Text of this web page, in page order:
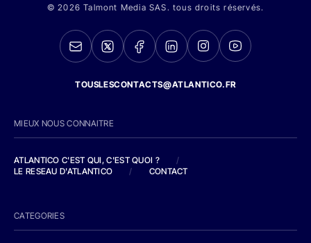
© 2026 Talmont Media SAS. tous droits réservés.
TOUSLESCONTACTS@ATLANTICO.FR
MIEUX NOUS CONNAITRE
ATLANTICO C'EST QUI, C'EST QUOI ?
/
LE RESEAU D'ATLANTICO
/ CONTACT
CATEGORIES